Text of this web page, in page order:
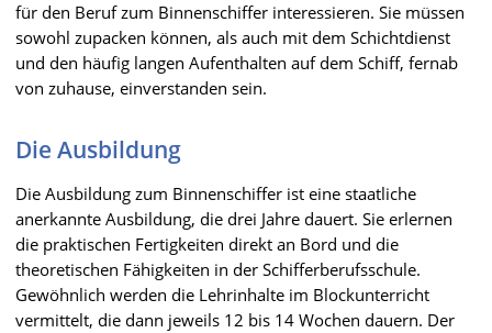
für den Beruf zum Binnenschiffer interessieren. Sie müssen
sowohl zupacken können, als auch mit dem Schichtdienst
und den häufig langen Aufenthalten auf dem Schiff, fernab
von zuhause, einverstanden sein.
Die Ausbildung
Die Ausbildung zum Binnenschiffer ist eine staatliche
anerkannte Ausbildung, die drei Jahre dauert. Sie erlernen
die praktischen Fertigkeiten direkt an Bord und die
theoretischen Fähigkeiten in der Schifferberufsschule.
Gewöhnlich werden die Lehrinhalte im Blockunterricht
vermittelt, die dann jeweils 12 bis 14 Wochen dauern. Der